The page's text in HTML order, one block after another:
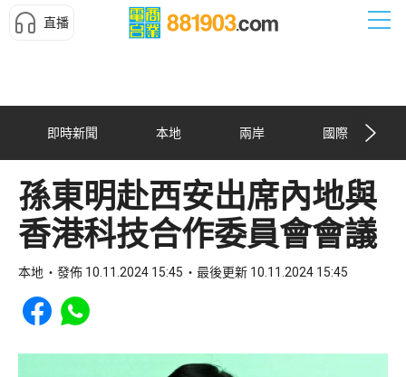
直播
即時新聞 本地 兩岸 國際
孫東明赴西安出席內地與
香港科技合作委員會會議
本地 發佈 10.11.2024 15:45 最後更新 10.11.2024 15:45
Share to Facebook
Share to WhatsApp